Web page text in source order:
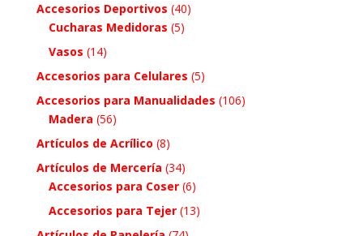
Accesorios Deportivos (40)
Cucharas Medidoras (5)
Vasos (14)
Accesorios para Celulares (5)
Accesorios para Manualidades (106)
Madera (56)
Artículos de Acrílico (8)
Artículos de Mercería (34)
Accesorios para Coser (6)
Accesorios para Tejer (13)